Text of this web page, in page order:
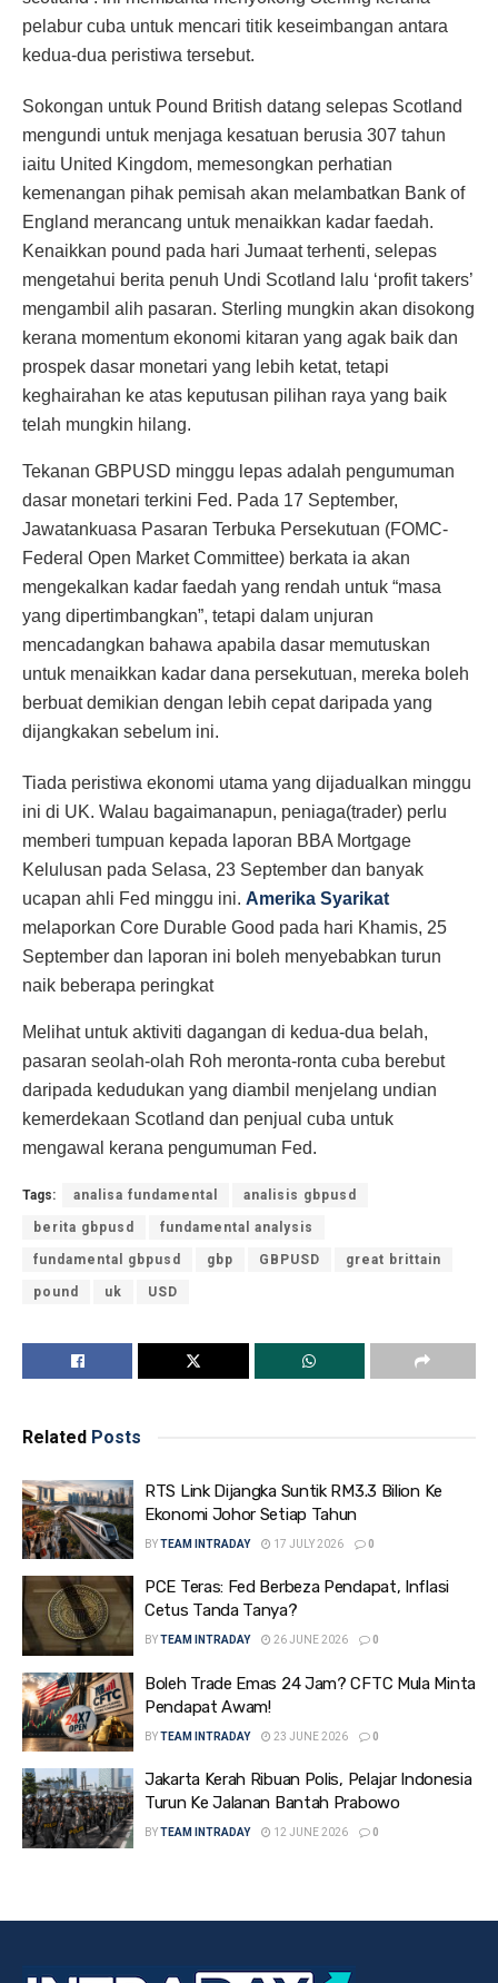
pelabur cuba untuk mencari titik keseimbangan antara
kedua-dua peristiwa tersebut.
Sokongan untuk Pound British datang selepas Scotland
mengundi untuk menjaga kesatuan berusia 307 tahun
iaitu United Kingdom, memesongkan perhatian
kemenangan pihak pemisah akan melambatkan Bank of
England merancang untuk menaikkan kadar faedah.
Kenaikkan pound pada hari Jumaat terhenti, selepas
mengetahui berita penuh Undi Scotland lalu ‘profit takers’
mengambil alih pasaran. Sterling mungkin akan disokong
kerana momentum ekonomi kitaran yang agak baik dan
prospek dasar monetari yang lebih ketat, tetapi
keghairahan ke atas keputusan pilihan raya yang baik
telah mungkin hilang.
Tekanan GBPUSD minggu lepas adalah pengumuman
dasar monetari terkini Fed. Pada 17 September,
Jawatankuasa Pasaran Terbuka Persekutuan (FOMC-
Federal Open Market Committee) berkata ia akan
mengekalkan kadar faedah yang rendah untuk “masa
yang dipertimbangkan”, tetapi dalam unjuran
mencadangkan bahawa apabila dasar memutuskan
untuk menaikkan kadar dana persekutuan, mereka boleh
berbuat demikian dengan lebih cepat daripada yang
dijangkakan sebelum ini.
Tiada peristiwa ekonomi utama yang dijadualkan minggu
ini di UK. Walau bagaimanapun, peniaga(trader) perlu
memberi tumpuan kepada laporan BBA Mortgage
Kelulusan pada Selasa, 23 September dan banyak
ucapan ahli Fed minggu ini. Amerika Syarikat
melaporkan Core Durable Good pada hari Khamis, 25
September dan laporan ini boleh menyebabkan turun
naik beberapa peringkat
Melihat untuk aktiviti dagangan di kedua-dua belah,
pasaran seolah-olah Roh meronta-ronta cuba berebut
daripada kedudukan yang diambil menjelang undian
kemerdekaan Scotland dan penjual cuba untuk
mengawal kerana pengumuman Fed.
Tags: analisa fundamental analisis gbpusd
berita gbpusd fundamental analysis
fundamental gbpusd gbp GBPUSD great brittain
pound uk USD
Related Posts
RTS Link Dijangka Suntik RM3.3 Bilion Ke
Ekonomi Johor Setiap Tahun
BYTEAM INTRADAY 17 JULY 2026 0
PCE Teras: Fed Berbeza Pendapat, Inflasi
Cetus Tanda Tanya?
BYTEAM INTRADAY 26 JUNE 2026 0
Boleh Trade Emas 24 Jam? CFTC Mula Minta
Pendapat Awam!
BYTEAM INTRADAY 23 JUNE 2026 0
Jakarta Kerah Ribuan Polis, Pelajar Indonesia
Turun Ke Jalanan Bantah Prabowo
BYTEAM INTRADAY 12 JUNE 2026 0